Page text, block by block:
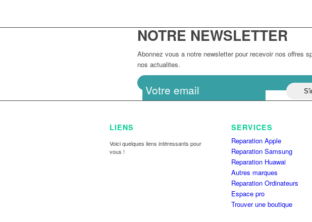
NOTRE NEWSLETTER
Abonnez vous a notre newsletter pour recevoir nos offres
nos actualites.
LIENS
Voici quelques liens intéressants pour
vous !
SERVICES
Reparation Apple
Reparation Samsung
Reparation Huawai
Autres marques
Reparation Ordinateurs
Espace pro
Trouver une boutique